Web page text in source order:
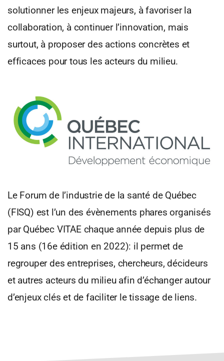
solutionner les enjeux majeurs, à favoriser la
collaboration, à continuer l’innovation, mais
surtout, à proposer des actions concrètes et
efficaces pour tous les acteurs du milieu.
Le Forum de l’industrie de la santé de Québec
(FISQ) est l’un des évènements phares organisés
par Québec VITAE chaque année depuis plus de
15 ans (16e édition en 2022): il permet de
regrouper des entreprises, chercheurs, décideurs
et autres acteurs du milieu afin d’échanger autour
d’enjeux clés et de faciliter le tissage de liens.